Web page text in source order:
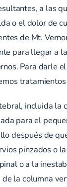
a las
o el dolor de
de Mt.
para llegar a
Para darle
incluida la
para el
después de
pinzados o
o a la
la columna